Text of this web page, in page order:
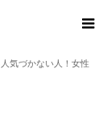
気づかない人！女性